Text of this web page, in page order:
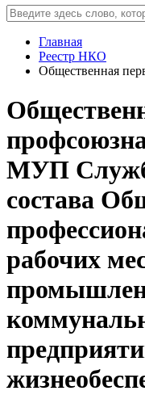
Главная
Реестр НКО
Общественная
МУП
состава
рабочих